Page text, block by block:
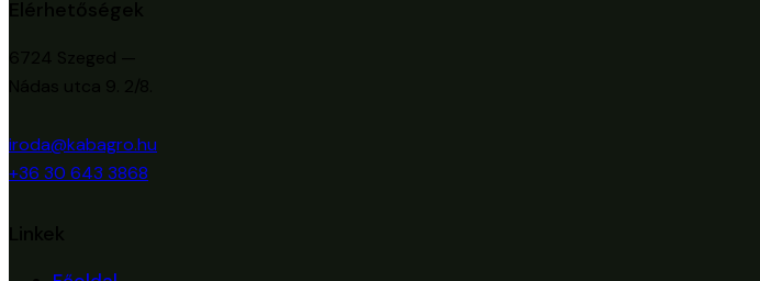
iroda@kabagro.hu
+36 30 643 3868